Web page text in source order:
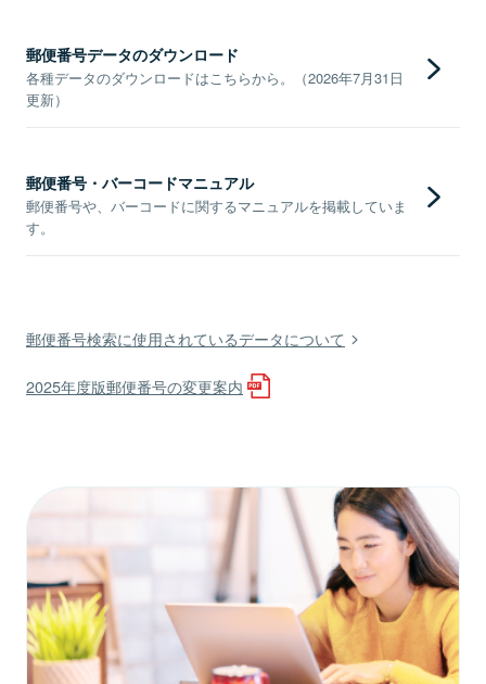
郵便番号データのダウンロード
各種データのダウンロードはこちらから。（2026年7月31日
更新）
郵便番号・バーコードマニュアル
郵便番号や、バーコードに関するマニュアルを掲載していま
す。
郵便番号検索に使用されているデータについて
2025年度版郵便番号の変更案内